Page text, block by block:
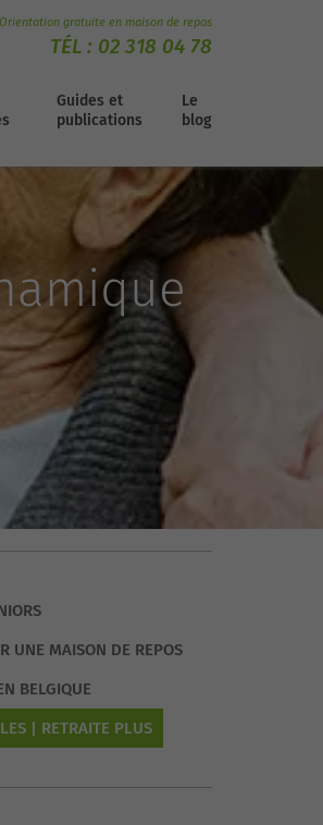
Orientation gratuite en maison de repos
TÉL : 02 318 04 78
Guides et
publications
Le
blog
UNE MAISON DE REPOS
BELGIQUE
| RETRAITE PLUS